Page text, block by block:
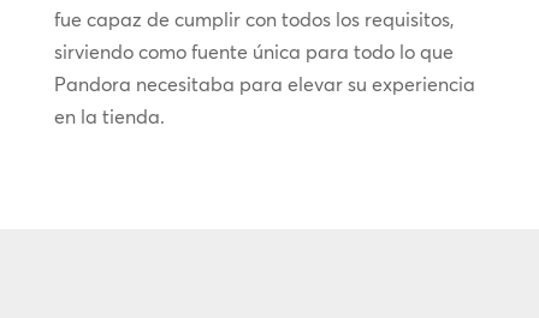
fue capaz de cumplir con todos los requisitos,
sirviendo como fuente única para todo lo que
Pandora necesitaba para elevar su experiencia
en la tienda.